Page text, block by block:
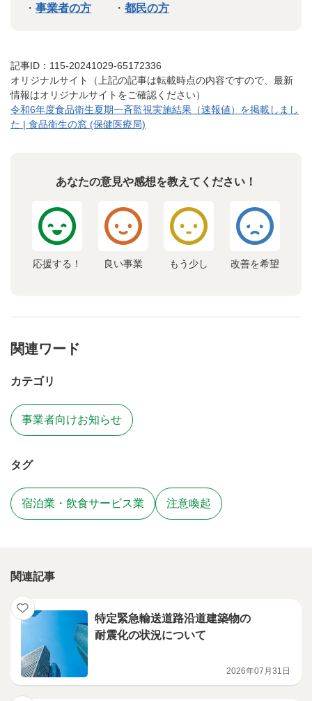
・ 事業者の方 ・ 都民の方
記事ID：115-20241029-65172336
オリジナルサイト（上記の記事は転載時点の内容ですので、最新
情報はオリジナルサイトをご確認ください）
令和6年度食品衛生夏期一斉監視実施結果（速報値）を掲載しまし
た | 食品衛生の窓 (保健医療局)
あなたの意見や感想を教えてください！
応援する！ 良い事業 もう少し 改善を希望
関連ワード
カテゴリ
事業者向けお知らせ
タグ
宿泊業・飲食サービス業 注意喚起
関連記事
特定緊急輸送道路沿道建築物の
耐震化の状況について
2026年07月31日